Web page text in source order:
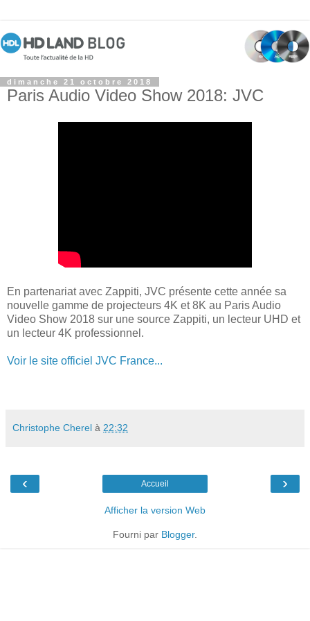
dimanche 21 octobre 2018
Paris Audio Video Show 2018: JVC
En partenariat avec Zappiti, JVC présente cette année sa
nouvelle gamme de projecteurs 4K et 8K au Paris Audio
Video Show 2018 sur une source Zappiti, un lecteur UHD et
un lecteur 4K professionnel.
Voir le site officiel JVC France...
Christophe Cherel à 22:32
‹ ›
Accueil
Afficher la version Web
Fourni par Blogger.